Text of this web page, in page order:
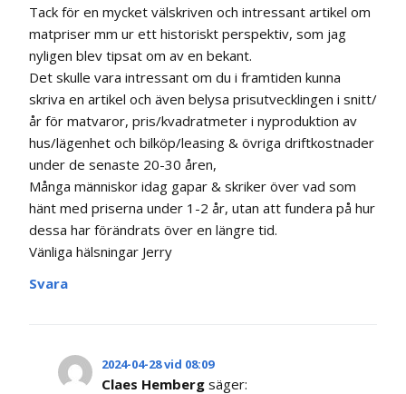
Tack för en mycket välskriven och intressant artikel om
matpriser mm ur ett historiskt perspektiv, som jag
nyligen blev tipsat om av en bekant.
Det skulle vara intressant om du i framtiden kunna
skriva en artikel och även belysa prisutvecklingen i snitt/
år för matvaror, pris/kvadratmeter i nyproduktion av
hus/lägenhet och bilköp/leasing & övriga driftkostnader
under de senaste 20-30 åren,
Många människor idag gapar & skriker över vad som
hänt med priserna under 1-2 år, utan att fundera på hur
dessa har förändrats över en längre tid.
Vänliga hälsningar Jerry
Svara
2024-04-28 vid 08:09
Claes Hemberg säger: